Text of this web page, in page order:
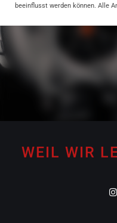
beeinflusst werden können. Alle
WEIL WIR